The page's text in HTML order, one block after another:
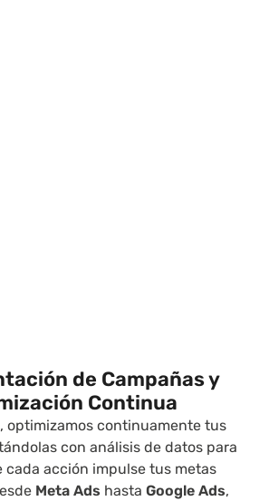
de Campañas y
Continua
optimizamos continuamente tus
con análisis de datos para
cada acción impulse tus metas
Meta Ads hasta Google Ads,